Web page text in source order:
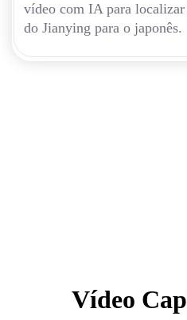
vídeo com IA para
do Jianying para o japonês.
Vídeo